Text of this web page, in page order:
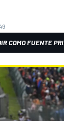
COMO FUENTE